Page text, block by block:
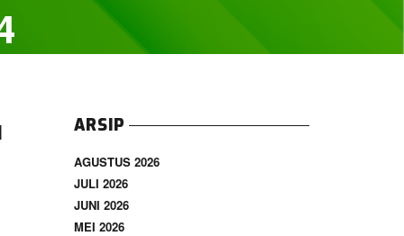
ARSIP
AGUSTUS 2026
JULI 2026
JUNI 2026
MEI 2026